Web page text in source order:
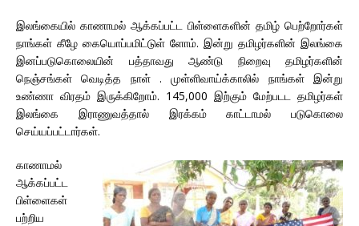
இலங்கையில் காணாமல் ஆக்கப்பட்ட பிள்ளைகளின் தமிழ் பெற்றோர்கள்
நாங்கள் கீழே கையொப்பமிட்டுள் ளோம். இன்று தமிழர்களின் இலங்கை
இனப்படுகொலையின் பத்தாவது ஆண்டு நிறைவு தமிழர்களின்
நெஞ்சங்கள் வெடித்த நாள் . முள்ளிவாய்க்காலில் நாங்கள் இன்று
உண்ணா விரதம் இருக்கிறோம். 145,000 இற்கும் மேற்படட தமிழர்கள்
இலங்கை இராணுவத்தால் இரக்கம் காட்டாமல் படுகொலை
செய்யப்பட்டார்கள்.
காணாமல்
ஆக்கப்பட்ட
பிள்ளைகள்
பற்றிய